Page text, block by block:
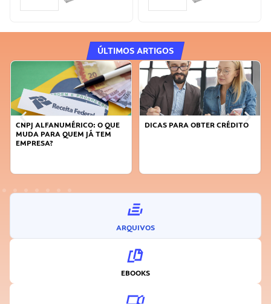
ÚLTIMOS ARTIGOS
CNPJ ALFANUMÉRICO: O QUE
MUDA PARA QUEM JÁ TEM
EMPRESA?
DICAS PARA OBTER CRÉDITO
ARQUIVOS
EBOOKS